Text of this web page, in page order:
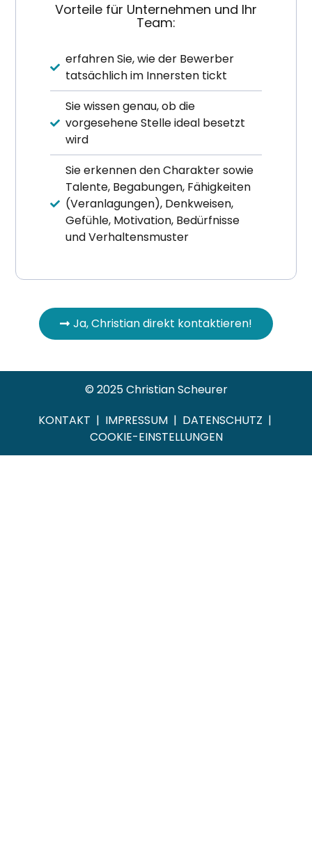
Vorteile für Unternehmen und Ihr
Team:
erfahren Sie, wie der Bewerber
tatsächlich im Innersten tickt
Sie wissen genau, ob die
vorgesehene Stelle ideal besetzt
wird
Sie erkennen den Charakter sowie
Talente, Begabungen, Fähigkeiten
(Veranlagungen), Denkweisen,
Gefühle, Motivation, Bedürfnisse
und Verhaltensmuster
Ja, Christian direkt kontaktieren!
© 2025 Christian Scheurer
KONTAKT | IMPRESSUM | DATENSCHUTZ |
COOKIE-EINSTELLUNGEN